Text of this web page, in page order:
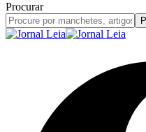
Procurar